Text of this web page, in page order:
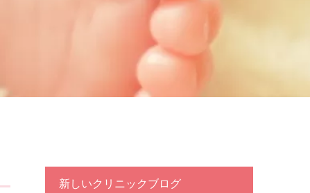
新しいクリニックブログ